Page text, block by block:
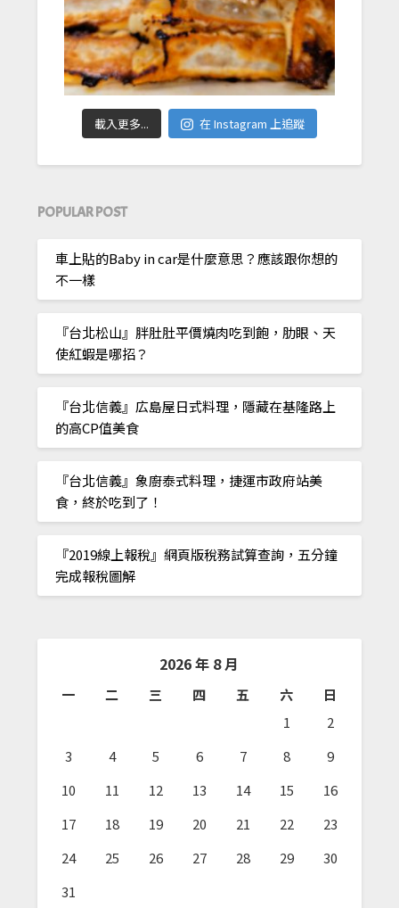
載入更多... 在 Instagram 上追蹤
POPULAR POST
車上貼的Baby in car是什麼意思？應該跟你想的
不一樣
『台北松山』胖肚肚平價燒肉吃到飽，肋眼、天
使紅蝦是哪招？
『台北信義』広島屋日式料理，隱藏在基隆路上
的高CP值美食
『台北信義』象廚泰式料理，捷運市政府站美
食，終於吃到了！
『2019線上報稅』網頁版稅務試算查詢，五分鐘
完成報稅圖解
2026 年 8 月
一 二 三 四 五 六
日
1
2
3
4 5 6 7 8
9
10
11 12 13 14 15
16
17
18 19 20 21 22
23
24
25 26 27 28 29
30
31